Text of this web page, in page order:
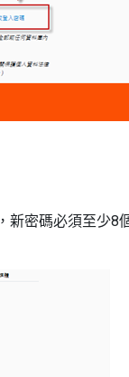
新密碼必須至少8